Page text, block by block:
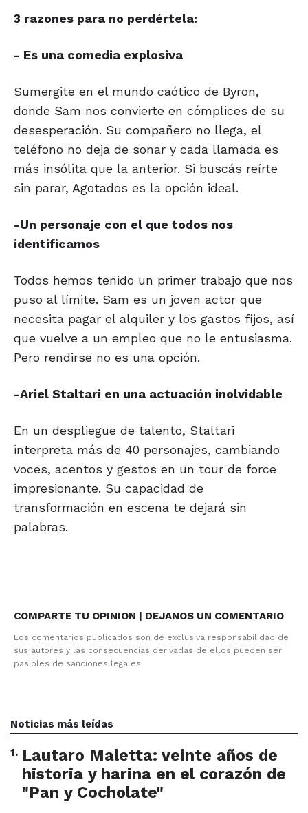
3 razones para no perdértela:
- Es una comedia explosiva
Sumergite en el mundo caótico de Byron,
donde Sam nos convierte en cómplices de su
desesperación. Su compañero no llega, el
teléfono no deja de sonar y cada llamada es
más insólita que la anterior. Si buscás reírte
sin parar, Agotados es la opción ideal.
-Un personaje con el que todos nos
identificamos
Todos hemos tenido un primer trabajo que nos
puso al límite. Sam es un joven actor que
necesita pagar el alquiler y los gastos fijos, así
que vuelve a un empleo que no le entusiasma.
Pero rendirse no es una opción.
-Ariel Staltari en una actuación inolvidable
En un despliegue de talento, Staltari
interpreta más de 40 personajes, cambiando
voces, acentos y gestos en un tour de force
impresionante. Su capacidad de
transformación en escena te dejará sin
palabras.
COMPARTE TU OPINION | DEJANOS UN COMENTARIO
Los comentarios publicados son de exclusiva responsabilidad de
sus autores y las consecuencias derivadas de ellos pueden ser
pasibles de sanciones legales.
Noticias más leídas
1. Lautaro Maletta: veinte años de
historia y harina en el corazón de
"Pan y Cocholate"